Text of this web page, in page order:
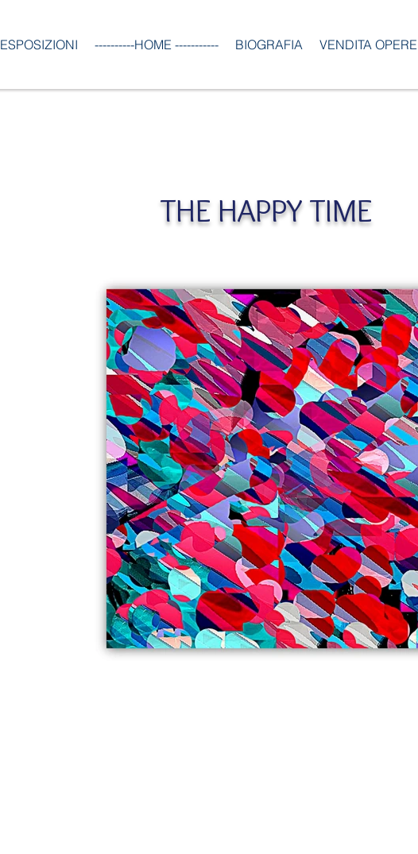
THE HAPPY TIME
ESPOSIZIONI ----------HOME ----------- BIOGRAFIA VENDITA OPERE